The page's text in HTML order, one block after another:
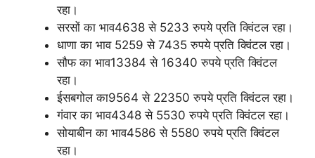
रहा।
सरसों का भाव4638 से 5233 रुपये प्रति क्विंटल रहा।
धाणा का भाव 5259 से 7435 रुपये प्रति क्विंटल रहा।
सौफ का भाव13384 से 16340 रुपये प्रति क्विंटल
रहा।
ईसबगोल का9564 से 22350 रुपये प्रति क्विंटल रहा।
गंवार का भाव4348 से 5530 रुपये प्रति क्विंटल रहा।
सोयाबीन का भाव4586 से 5580 रुपये प्रति क्विंटल
रहा।